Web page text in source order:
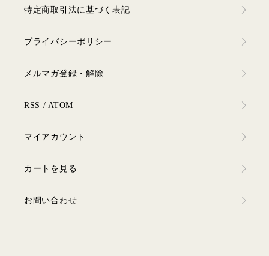
特定商取引法に基づく表記
プライバシーポリシー
メルマガ登録・解除
RSS / ATOM
マイアカウント
カートを見る
お問い合わせ